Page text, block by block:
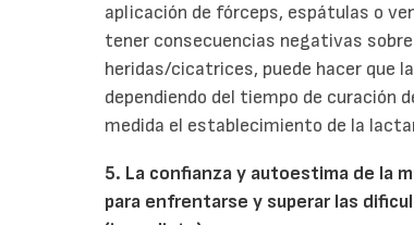
aplicación de fórceps, espátulas o
tener consecuencias negativas
heridas/cicatrices, puede hacer que
dependiendo del tiempo de curación
medida el establecimiento de la
5. La confianza y autoestima de la
para enfrentarse y superar las